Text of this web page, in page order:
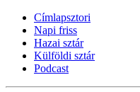
Címlapsztori
Napi friss
Hazai sztár
Külföldi sztár
Podcast